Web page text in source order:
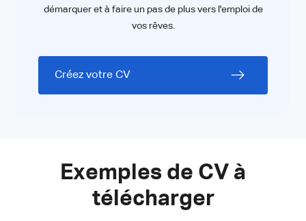
démarquer et à faire un pas de plus vers l'emploi de
vos rêves.
Créez votre CV
Exemples de CV à
télécharger